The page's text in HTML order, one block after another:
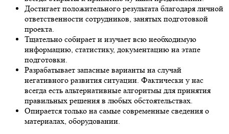
Достигает положительного результата благодаря личной
ответственности сотрудников, занятых подготовкой
проекта.
Тщательно собирает и изучает всю необходимую
информацию, статистику, документацию на этапе
подготовки.
Разрабатывает запасные варианты на случай
негативного развития ситуации. Фактически у нас
всегда есть альтернативные алгоритмы для принятия
правильных решения в любых обстоятельствах.
Опирается только на самые современные сведения о
материалах, оборудовании.